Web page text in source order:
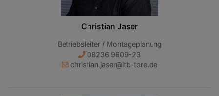
Christian Jaser
Betriebsleiter / Montageplanung
08236 9609-23
christian.jaser@itb-tore.de